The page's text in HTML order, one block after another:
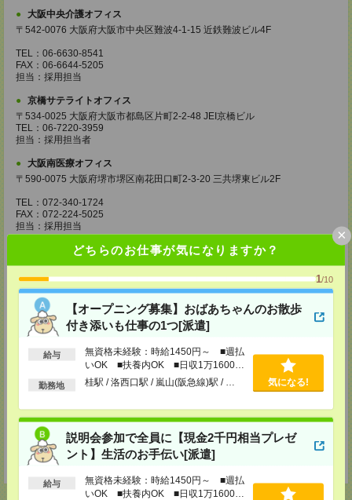
どちらのお仕事が気になりますか？
1/10
【オープニング募集】おばあちゃんのお散歩
付き添いも仕事の1つ[派遣]
給与
無資格未経験：時給1450円～ ■週払
いOK ■扶養内OK ■日収1万1600円
以上
勤務地 桂駅 / 洛西口駅 / 嵐山(阪急線)駅 / … 気になる!
説明会参加で全員に【現金2千円相当プレゼ
ント】生活のお手伝い[派遣]
給与
無資格未経験：時給1450円～ ■週払
いOK ■扶養内OK ■日収1万1600円
×
大阪中央介護オフィス
〒542-0076 大阪府大阪市中央区難波4-1-15 近鉄難波ビル4F
TEL：06-6630-8541
FAX：06-6644-5205
担当：採用担当
京橋サテライトオフィス
〒534-0025 大阪府大阪市都島区片町2-2-48 JEI京橋ビル
TEL：06-7220-3959
担当：採用担当者
大阪南医療オフィス
〒590-0075 大阪府堺市堺区南花田口町2-3-20 三共堺東ビル2F
TEL：072-340-1724
FAX：072-224-5025
担当：採用担当
西宮サテライトオフィス
〒662-0918 兵庫県西宮市六湛寺町9番8号 市役所前ビル5F
TEL：0798-38-5901
FAX：0798-38-5905
担当：採用担当
和歌山サテライトオフィス
〒640-8154 和歌山県和歌山市六番丁5 和歌山六番丁801ビル5F
TEL：073-436-9765
FAX：073-423-8405
神戸介護オフィス・神戸医療オフィス
兵庫県神戸市中央区小野柄通4-1-22 アーバンエース三宮ビル9F
TEL：078-222-8435
担当：採用担当